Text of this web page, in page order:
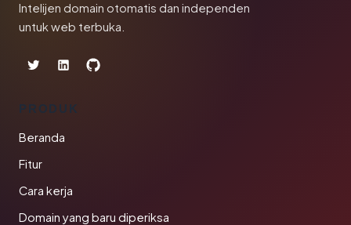
Intelijen domain otomatis dan independen
untuk web terbuka.
PRODUK
Beranda
Fitur
Cara kerja
Domain yang baru diperiksa